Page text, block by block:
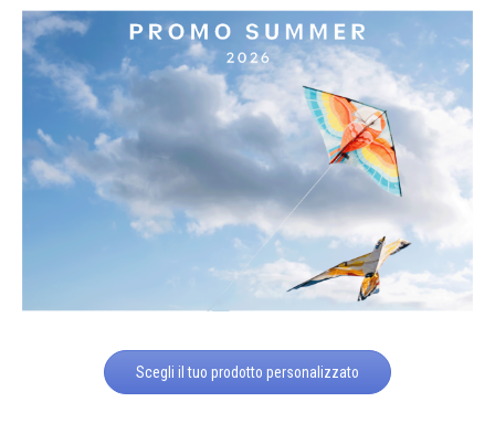
Scegli il tuo prodotto personalizzato